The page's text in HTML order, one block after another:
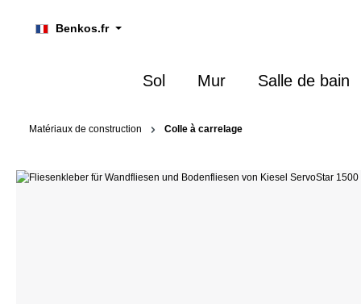
Benkos.fr
Sol Mur Salle de bain
Matériaux de construction Colle à carrelage